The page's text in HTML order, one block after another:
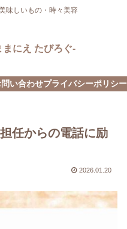
味しいもの・時々美容
にえ たびろぐ-
問い合わせプライバシーポリシー
任からの電話に励
2026.01.20